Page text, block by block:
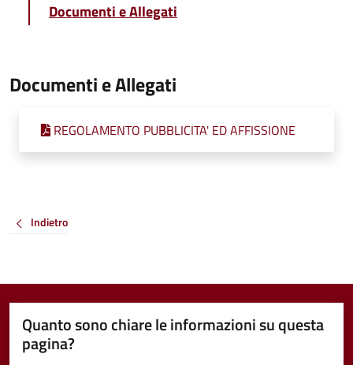
Documenti e Allegati
Documenti e Allegati
REGOLAMENTO PUBBLICITA' ED AFFISSIONE
Indietro
Quanto sono chiare le informazioni su questa
pagina?